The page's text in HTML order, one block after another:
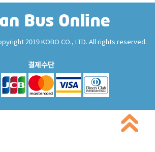
2019 KOBO CO., LTD. All rights reserved.
결제수단